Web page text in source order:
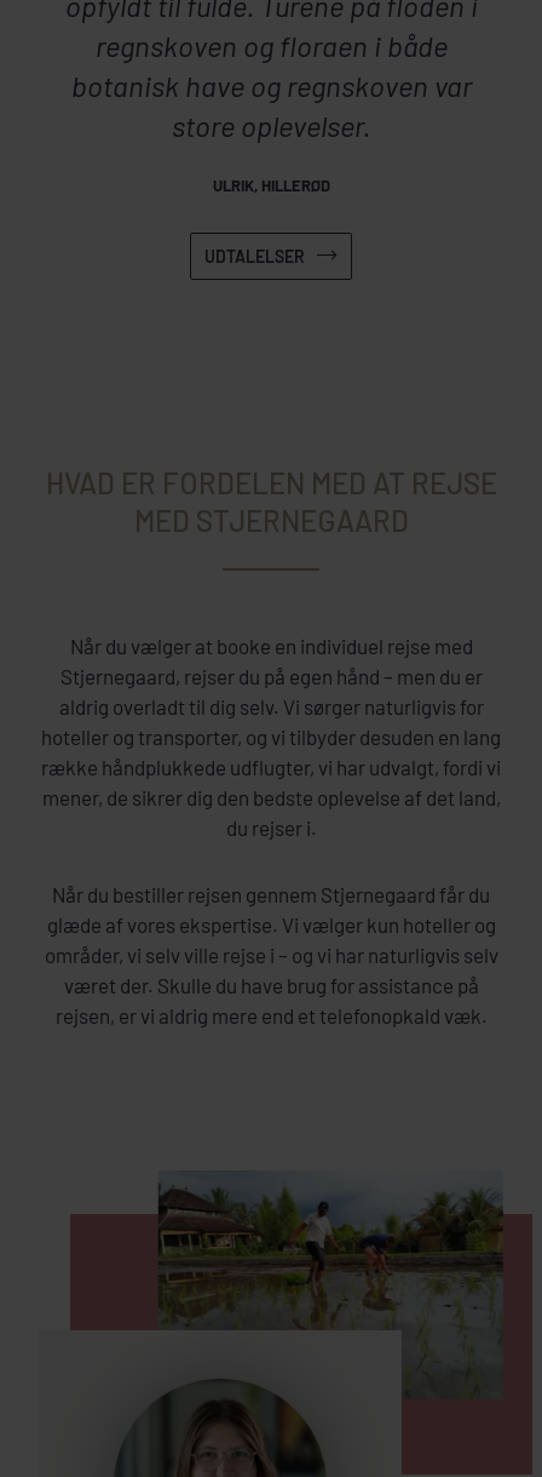
regnskoven og floraen i både
botanisk have og regnskoven var
store oplevelser.
ULRIK, HILLERØD
UDTALELSER
HVAD ER FORDELEN MED AT REJSE
MED STJERNEGAARD
Når du vælger at booke en individuel rejse med
Stjernegaard, rejser du på egen hånd – men du er
aldrig overladt til dig selv. Vi sørger naturligvis for
hoteller og transporter, og vi tilbyder desuden en lang
række håndplukkede udflugter, vi har udvalgt, fordi vi
mener, de sikrer dig den bedste oplevelse af det land,
du rejser i.
Når du bestiller rejsen gennem Stjernegaard får du
glæde af vores ekspertise. Vi vælger kun hoteller og
områder, vi selv ville rejse i – og vi har naturligvis selv
været der. Skulle du have brug for assistance på
rejsen, er vi aldrig mere end et telefonopkald væk.